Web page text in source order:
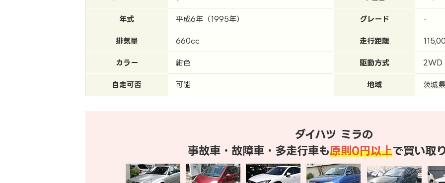
年式 平成6年（1995年） グレード -
排気量 660cc 走行距離
カラー 紺色 駆動方式 2WD
自走可否 可能 地域 茨城県
ダイハツ ミラの
事故車・故障車・多走行車も原則0円以上で買い取